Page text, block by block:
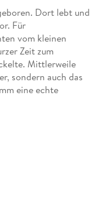
Dort lebt und
Für
vom kleinen
Zeit zum
Mittlerweile
sondern auch das
eine echte